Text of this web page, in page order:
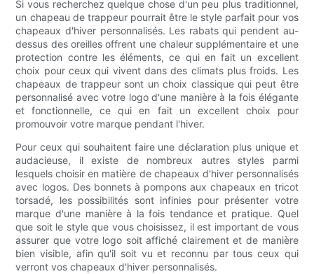
Si vous recherchez quelque chose d'un peu plus traditionnel,
un chapeau de trappeur pourrait être le style parfait pour vos
chapeaux d'hiver personnalisés. Les rabats qui pendent au-
dessus des oreilles offrent une chaleur supplémentaire et une
protection contre les éléments, ce qui en fait un excellent
choix pour ceux qui vivent dans des climats plus froids. Les
chapeaux de trappeur sont un choix classique qui peut être
personnalisé avec votre logo d'une manière à la fois élégante
et fonctionnelle, ce qui en fait un excellent choix pour
promouvoir votre marque pendant l'hiver.
Pour ceux qui souhaitent faire une déclaration plus unique et
audacieuse, il existe de nombreux autres styles parmi
lesquels choisir en matière de chapeaux d'hiver personnalisés
avec logos. Des bonnets à pompons aux chapeaux en tricot
torsadé, les possibilités sont infinies pour présenter votre
marque d'une manière à la fois tendance et pratique. Quel
que soit le style que vous choisissez, il est important de vous
assurer que votre logo soit affiché clairement et de manière
bien visible, afin qu'il soit vu et reconnu par tous ceux qui
verront vos chapeaux d'hiver personnalisés.